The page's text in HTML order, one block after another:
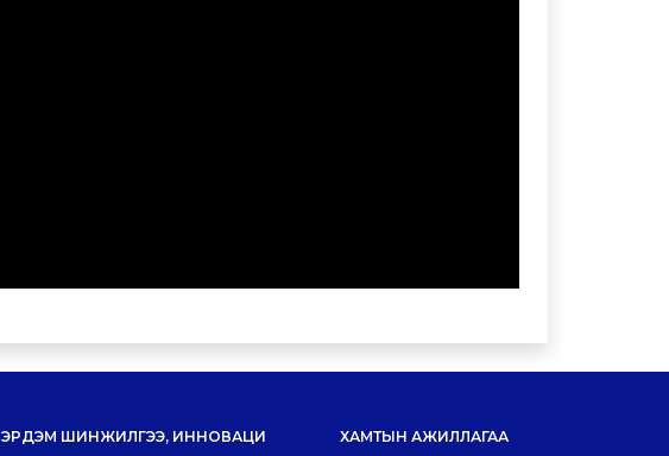
ЭРДЭМ ШИНЖИЛГЭЭ, ИННОВАЦИ ХАМТЫН АЖИЛЛАГАА